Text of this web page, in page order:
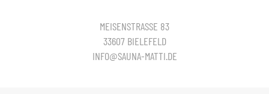
MEISENSTRASSE 83
33607 BIELEFELD
INFO@SAUNA-MATTI.DE